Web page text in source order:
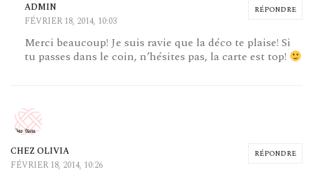
RÉPONDRE
ADMIN
FÉVRIER 18, 2014, 10:03
Merci beaucoup! Je suis ravie que la déco te plaise! Si
tu passes dans le coin, n’hésites pas, la carte est top!
RÉPONDRE
CHEZ OLIVIA
FÉVRIER 18, 2014, 10:26